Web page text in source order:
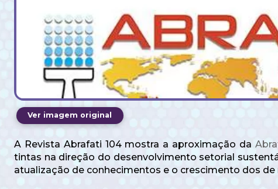
Ver imagem original
A Revista Abrafati 104 mostra a aproximação da
tintas na direção do desenvolvimento setorial
atualização de conhecimentos e o crescimento dos de